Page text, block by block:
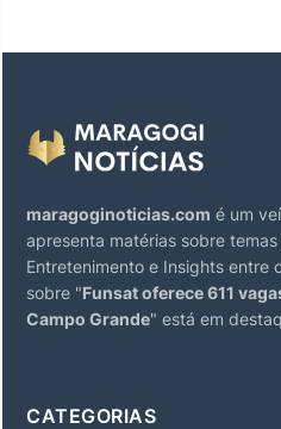
maragoginoticias.com é um
apresenta matérias sobre
Entretenimento e Insights entre
sobre "Funsat oferece 611
Campo Grande" está em
CATEGORIAS